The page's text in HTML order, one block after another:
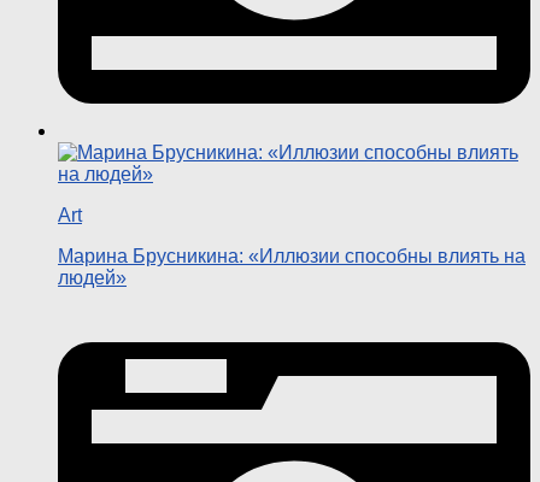
Art
Марина Брусникина: «Иллюзии способны влиять на
людей»